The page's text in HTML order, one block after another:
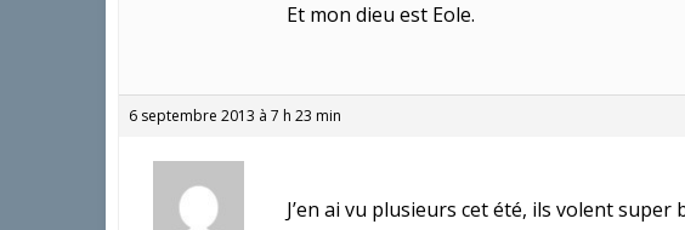
Et mon dieu est Eole.
6 septembre 2013 à 7 h 23 min
J’en ai vu plusieurs cet été, ils volent super